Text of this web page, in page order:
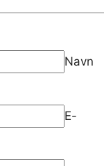
Navn
E-